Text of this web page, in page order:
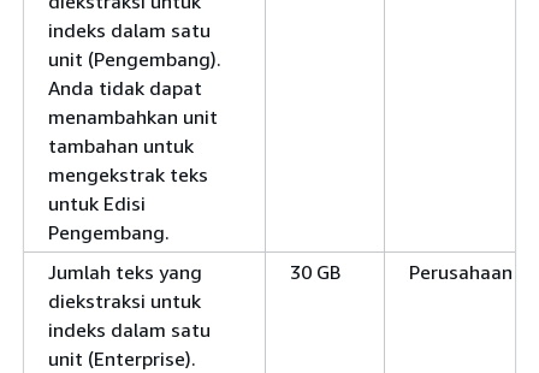
indeks dalam satu
unit (Pengembang).
Anda tidak dapat
menambahkan unit
tambahan untuk
mengekstrak teks
untuk Edisi
Pengembang.
Jumlah teks yang
diekstraksi untuk
indeks dalam satu
unit (Enterprise).
30 GB Perusahaan